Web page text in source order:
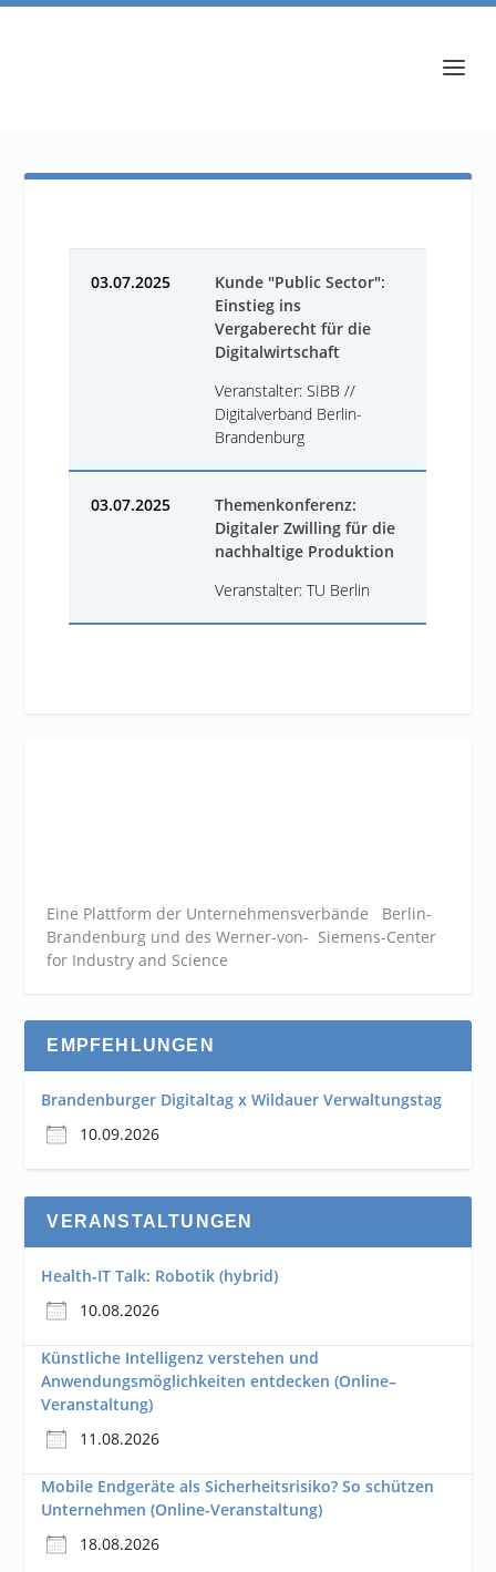
03.07.2025
Kunde "Public Sector":
Einstieg ins
Vergaberecht für die
Digitalwirtschaft
Veranstalter: SIBB //
Digitalverband Berlin-
Brandenburg
03.07.2025
Themenkonferenz:
Digitaler Zwilling für die
nachhaltige Produktion
Veranstalter: TU Berlin
Eine Plattform der Unternehmensverbände Berlin-
Brandenburg und des Werner-von- Siemens-Center
for Industry and Science
EMPFEHLUNGEN
Brandenburger Digitaltag x Wildauer Verwaltungstag
10.09.2026
VERANSTALTUNGEN
Health-IT Talk: Robotik (hybrid)
10.08.2026
Künstliche Intelligenz verstehen und
Anwendungsmöglichkeiten entdecken (Online–
Veranstaltung)
11.08.2026
Mobile Endgeräte als Sicherheitsrisiko? So schützen
Unternehmen (Online-Veranstaltung)
18.08.2026